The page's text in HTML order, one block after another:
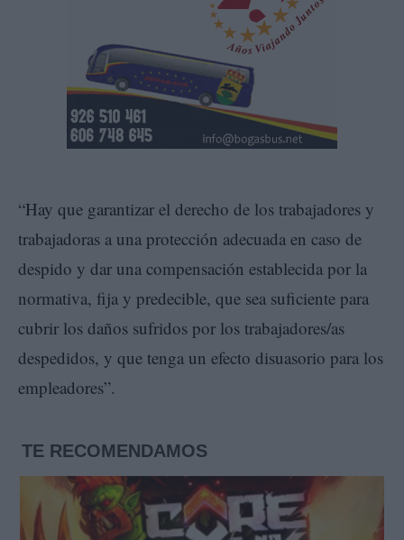
“Hay que garantizar el derecho de los trabajadores y
trabajadoras a una protección adecuada en caso de
despido y dar una compensación establecida por la
normativa, fija y predecible, que sea suficiente para
cubrir los daños sufridos por los trabajadores/as
despedidos, y que tenga un efecto disuasorio para los
empleadores”.
TE RECOMENDAMOS